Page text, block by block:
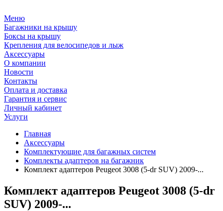
Меню
Багажники на крышу
Боксы на крышу
Крепления для велосипедов и лыж
Аксессуары
О компании
Новости
Контакты
Оплата и доставка
Гарантия и сервис
Личный кабинет
Услуги
Главная
Аксессуары
Комплектующие для багажных систем
Комплекты адаптеров на багажник
Комплект адаптеров Peugeot 3008 (5-dr SUV) 2009-...
Комплект адаптеров Peugeot 3008 (5-dr
SUV) 2009-...